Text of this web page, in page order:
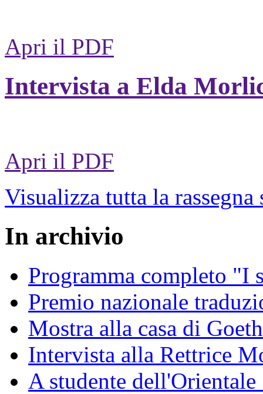
Apri il PDF
Intervista a Elda
Apri il PDF
Visualizza tutta la rassegna
In archivio
Programma completo "I
Premio nazionale
Mostra alla casa di
Intervista alla Rettrice
A studente